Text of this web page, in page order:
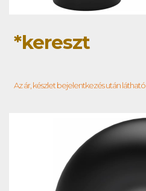
*kereszt
Az ár, készlet bejelentkezés után látható